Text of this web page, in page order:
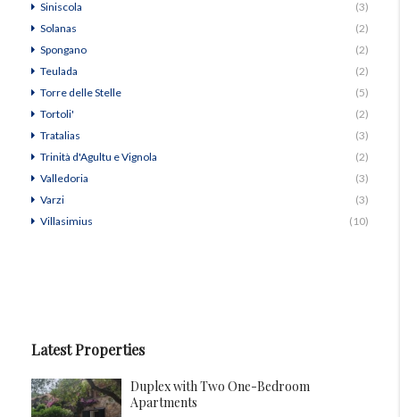
Siniscola
(3)
Solanas
(2)
Spongano
(2)
Teulada
(2)
Torre delle Stelle
(5)
Tortoli'
(2)
Tratalias
(3)
Trinità d'Agultu e Vignola
(2)
Valledoria
(3)
Varzi
(3)
Villasimius
(10)
Latest Properties
Duplex with Two One-Bedroom
Apartments